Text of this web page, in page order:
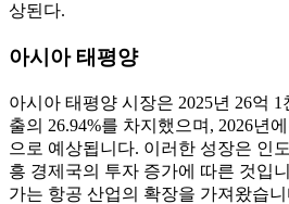
상된다.
아시아 태평양
아시아 태평양 시장은 2025년 26억
출의 26.94%를 차지했으며, 2026년
으로 예상됩니다. 이러한 성장은 인
흥 경제국의 투자 증가에 따른 것입
가는 항공 산업의 확장을 가져왔습